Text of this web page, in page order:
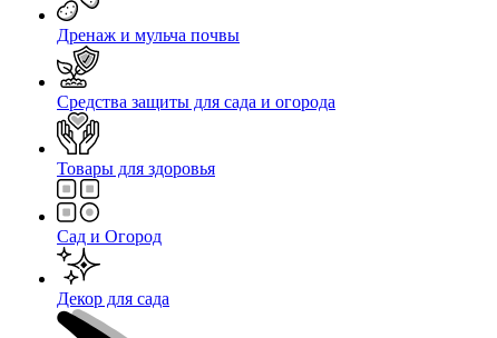
Дренаж и мульча почвы
Средства защиты для сада и огорода
Товары для здоровья
Сад и Огород
Декор для сада